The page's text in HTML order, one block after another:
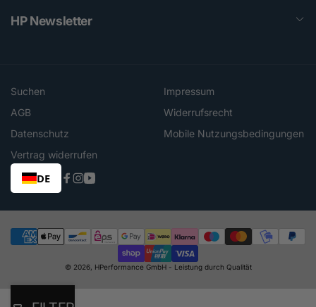
HP Newsletter
Suchen
Impressum
AGB
Widerrufsrecht
Datenschutz
Mobile Nutzungsbedingungen
Vertrag widerrufen
DE
Facebook
Instagram
YouTube
Zahlungsmethoden
© 2026, HPerformance GmbH - Leistung durch Qualität